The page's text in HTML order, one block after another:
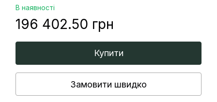
В наявності
196 402.50 грн
Купити
Замовити швидко